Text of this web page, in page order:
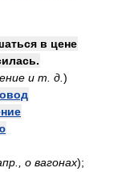
в цене
и т. д. )
о вагонах);